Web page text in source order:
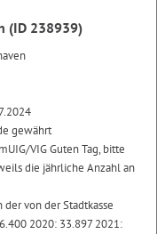
(ID 238939)
gewährt
VIG Guten Tag, bitte
die jährliche Anzahl an
von der Stadtkasse
2020: 33.897 2021: